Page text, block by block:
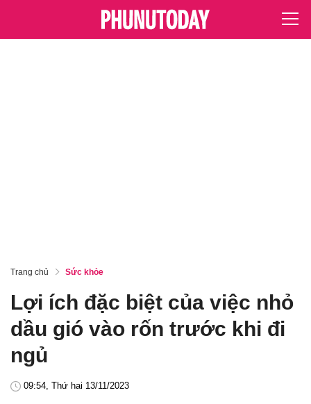
Trang chủ Sức khỏe
Lợi ích đặc biệt của việc nhỏ
dầu gió vào rốn trước khi đi
ngủ
09:54, Thứ hai 13/11/2023